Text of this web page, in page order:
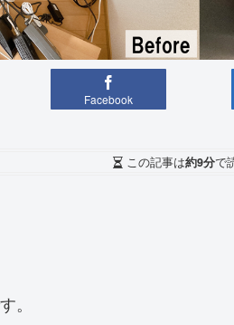
Facebook
この記事は約9分で
。